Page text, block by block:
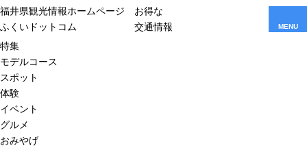
福井県観光情報ホームページ
ふくいドットコム
お得な
交通情報
MENU
特集
モデルコース
スポット
体験
イベント
グルメ
おみやげ